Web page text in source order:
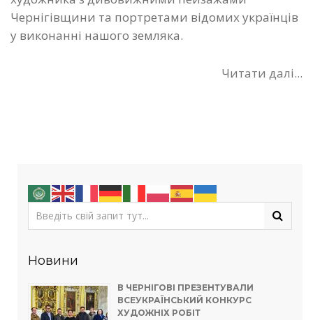
Чернігівщини та портретами відомих українців
у виконанні нашого земляка.
Читати далі...
Новини
В ЧЕРНІГОВІ ПРЕЗЕНТУВАЛИ
ВСЕУКРАЇНСЬКИЙ КОНКУРС
ХУДОЖНІХ РОБІТ